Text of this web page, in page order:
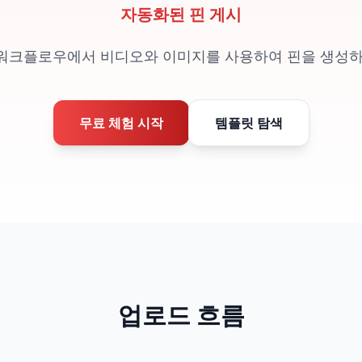
자동화된 핀 게시
크플로우에서 비디오와 이미지를 사용하여 핀을 생성
무료 체험 시작 템플릿 탐색
업로드 흐름